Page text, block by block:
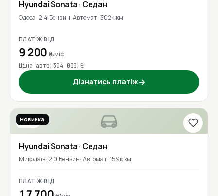
HyundaiSonata· Седан
Одеса 2.4 Бензин Автомат 302к км
ПЛАТІЖ ВІД
9 200₴/міс
Ціна авто 304 000 ₴
Дізнатись платіж→
2016
Новинка
HyundaiSonata· Седан
Миколаїв 2.0 Бензин Автомат 159к км
ПЛАТІЖ ВІД